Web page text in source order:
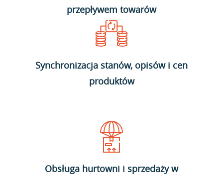
przepływem towarów
Synchronizacja stanów, opisów i cen
produktów
Obsługa hurtowni i sprzedaży w